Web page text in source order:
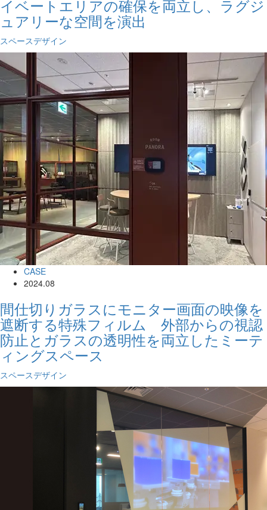
イベートエリアの確保を両立し、ラグジ
ュアリーな空間を演出
スペースデザイン
CASE
2024.08
間仕切りガラスにモニター画面の映像を
遮断する特殊フィルム 外部からの視認
防止とガラスの透明性を両立したミーテ
ィングスペース
スペースデザイン